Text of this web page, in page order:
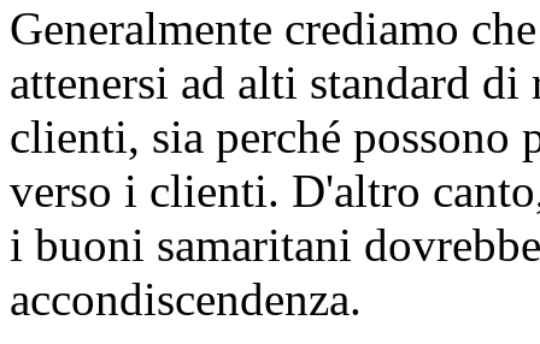
Generalmente crediamo
attenersi ad alti standard
clienti, sia perché possono
verso i clienti. D'altro
i buoni samaritani
accondiscendenza.